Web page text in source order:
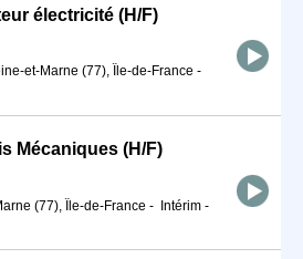
électricité (H/F)
et-Marne (77), Île-de-France -
Mécaniques (H/F)
(77), Île-de-France - Intérim -